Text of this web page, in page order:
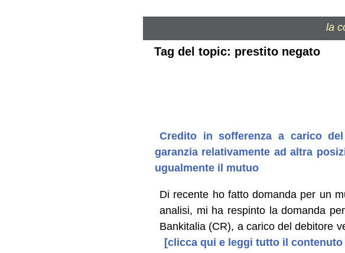
la
Tag del topic: prestito negato
Credito in sofferenza a carico
garanzia relativamente ad altra
ugualmente il mutuo
Di recente ho fatto domanda per un
analisi, mi ha respinto la domanda
Bankitalia (CR), a carico del debitore
[clicca qui e leggi tutto il